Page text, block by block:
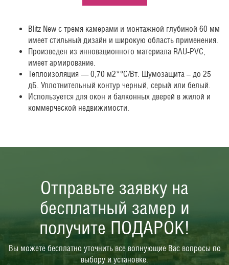
Blitz New с тремя камерами и монтажной глубиной 60 мм
имеет стильный дизайн и широкую область применения.
Произведен из инновационного материала RAU-PVC,
имеет армирование.
Теплоизоляция — 0,70 м2*°С/Вт. Шумозащита – до 25
дБ. Уплотнительный контур черный, серый или белый.
Используется для окон и балконных дверей в жилой и
коммерческой недвижимости.
Отправьте заявку на
бесплатный замер и
получите ПОДАРОК!
Вы можете бесплатно уточнить все волнующие Вас вопросы по
выбору и установке.